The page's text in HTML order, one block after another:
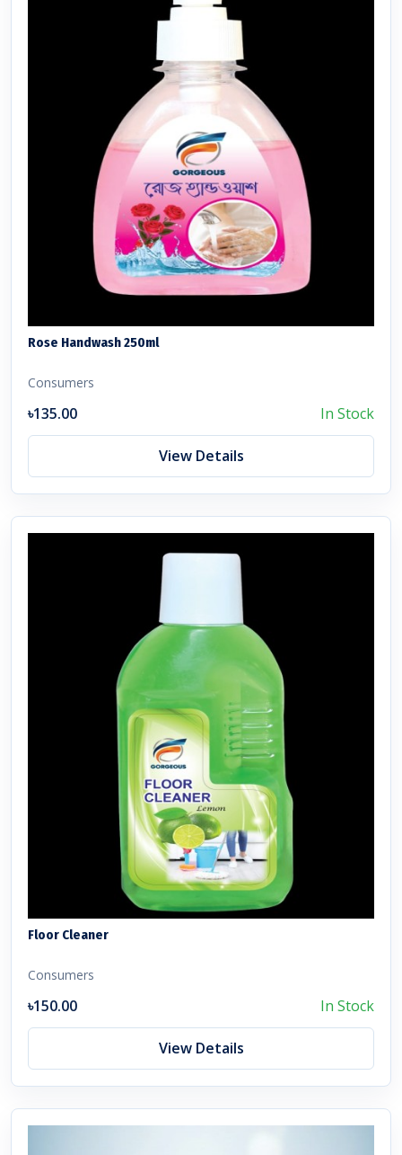
Rose Handwash 250ml
Consumers
৳135.00 In Stock
View Details
Floor Cleaner
Consumers
৳150.00 In Stock
View Details